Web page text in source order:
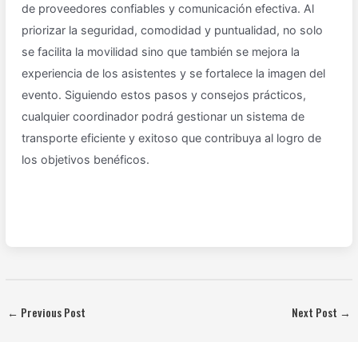
de proveedores confiables y comunicación efectiva. Al
priorizar la seguridad, comodidad y puntualidad, no solo
se facilita la movilidad sino que también se mejora la
experiencia de los asistentes y se fortalece la imagen del
evento. Siguiendo estos pasos y consejos prácticos,
cualquier coordinador podrá gestionar un sistema de
transporte eficiente y exitoso que contribuya al logro de
los objetivos benéficos.
← Previous Post Next Post →